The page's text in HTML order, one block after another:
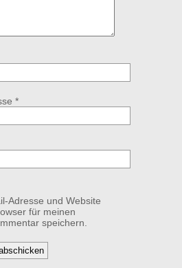
*
Adresse und Website
für meinen
speichern.